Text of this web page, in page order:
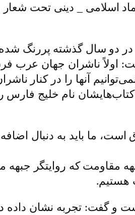
اسلامی _ دینی تحت
در دو سال گذشته پررنگ
اولاً ناشران جهان عرب
آنها را در کنار
نام خلیج فارس
ما باید به دنبال
که روایتگر جبهه
هستیم.
و گفت: تجربه نشان داده